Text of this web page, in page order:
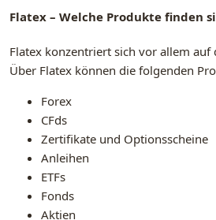
Flatex – Welche Produkte finden
Flatex konzentriert sich vor allem auf
Über Flatex können die folgenden
Forex
CFds
Zertifikate und Optionsscheine
Anleihen
ETFs
Fonds
Aktien